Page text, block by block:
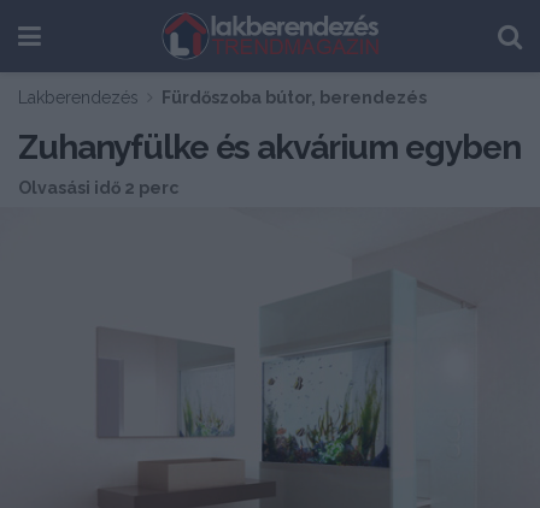
Lakberendezés Fürdőszoba bútor, berendezés
Zuhanyfülke és akvárium egyben
Olvasási idő 2 perc